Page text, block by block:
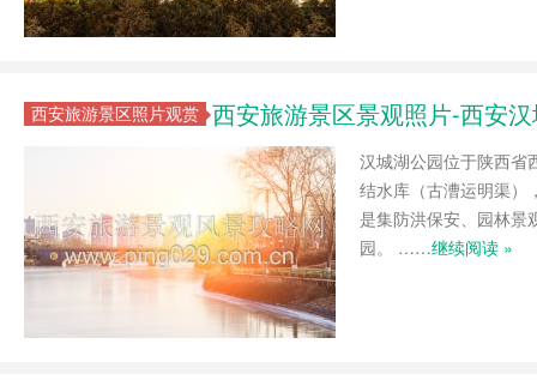
西安旅游景区照片观赏 西安旅游景区景观照片-西安
汉城湖公园位于陕西省
结水库（古漕运明渠）
是集防洪保安、园林景
园。 ……继续阅读 »